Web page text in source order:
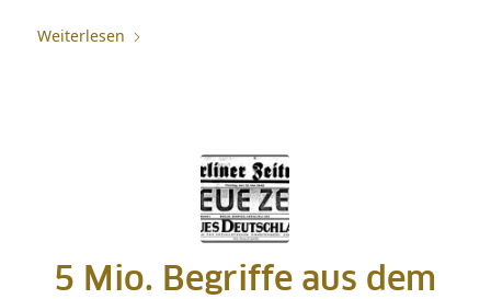
Weiterlesen
5 Mio. Begriffe aus dem